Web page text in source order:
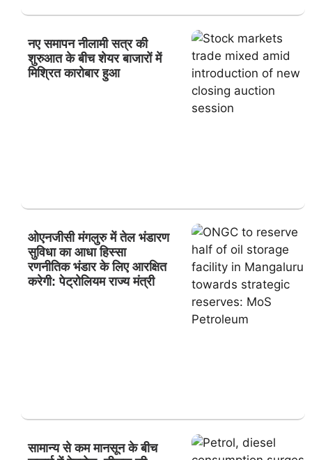
नए समापन नीलामी सत्र की
शुरुआत के बीच शेयर बाजारों में
मिश्रित कारोबार हुआ
ओएनजीसी मंगलुरु में तेल भंडारण
सुविधा का आधा हिस्सा
रणनीतिक भंडार के लिए आरक्षित
करेगी: पेट्रोलियम राज्य मंत्री
सामान्य से कम मानसून के बीच